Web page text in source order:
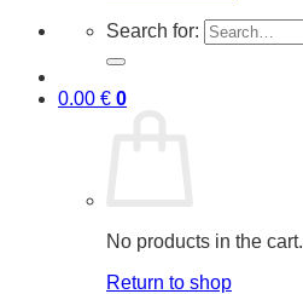
Search for:
0.00 € 0
No products in the cart.
Return to shop